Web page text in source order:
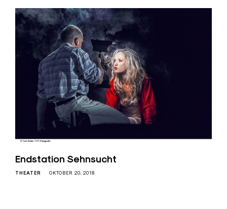
Endstation Sehnsucht
THEATER OKTOBER 20, 2018